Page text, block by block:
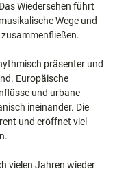
Wiedersehen führt
Wege und
präsenter und
Europäische
und urbane
ineinander. Die
und eröffnet viel
vielen Jahren wieder